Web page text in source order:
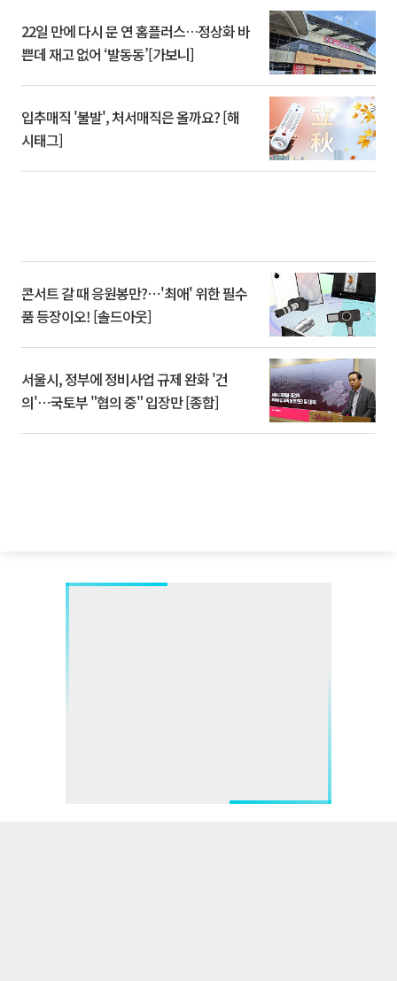
22일 만에 다시 문 연 홈플러스…정상화 바
쁜데 재고 없어 ‘발동동’[가보니]
입추매직 '불발', 처서매직은 올까요? [해
시태그]
콘서트 갈 때 응원봉만?⋯'최애' 위한 필수
품 등장이오! [솔드아웃]
서울시, 정부에 정비사업 규제 완화 '건
의'⋯국토부 "협의 중" 입장만 [종합]